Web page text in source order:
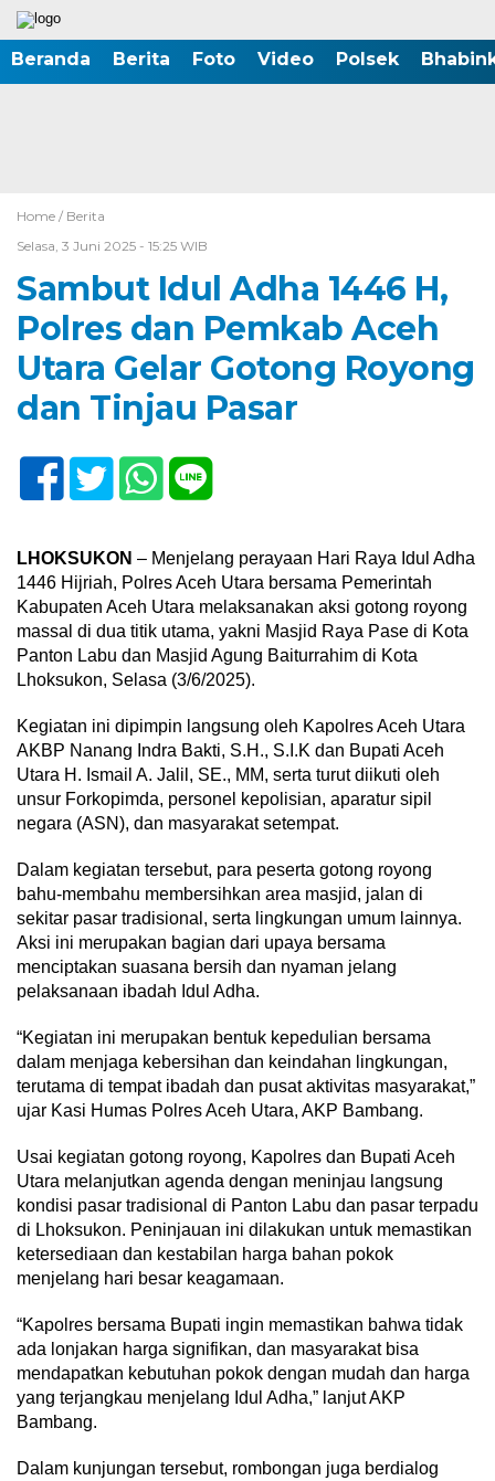
Beranda Berita Foto Video Polsek
Home / Berita
Selasa, 3 Juni 2025 - 15:25 WIB
Sambut Idul Adha 1446 H,
Polres dan Pemkab Aceh
Utara Gelar Gotong Royong
dan Tinjau Pasar
LHOKSUKON – Menjelang perayaan Hari Raya Idul Adha
1446 Hijriah, Polres Aceh Utara bersama Pemerintah
Kabupaten Aceh Utara melaksanakan aksi gotong royong
massal di dua titik utama, yakni Masjid Raya Pase di Kota
Panton Labu dan Masjid Agung Baiturrahim di Kota
Lhoksukon, Selasa (3/6/2025).
Kegiatan ini dipimpin langsung oleh Kapolres Aceh Utara
AKBP Nanang Indra Bakti, S.H., S.I.K dan Bupati Aceh
Utara H. Ismail A. Jalil, SE., MM, serta turut diikuti oleh
unsur Forkopimda, personel kepolisian, aparatur sipil
negara (ASN), dan masyarakat setempat.
Dalam kegiatan tersebut, para peserta gotong royong
bahu-membahu membersihkan area masjid, jalan di
sekitar pasar tradisional, serta lingkungan umum lainnya.
Aksi ini merupakan bagian dari upaya bersama
menciptakan suasana bersih dan nyaman jelang
pelaksanaan ibadah Idul Adha.
“Kegiatan ini merupakan bentuk kepedulian bersama
dalam menjaga kebersihan dan keindahan lingkungan,
terutama di tempat ibadah dan pusat aktivitas masyarakat,”
ujar Kasi Humas Polres Aceh Utara, AKP Bambang.
Usai kegiatan gotong royong, Kapolres dan Bupati Aceh
Utara melanjutkan agenda dengan meninjau langsung
kondisi pasar tradisional di Panton Labu dan pasar terpadu
di Lhoksukon. Peninjauan ini dilakukan untuk memastikan
ketersediaan dan kestabilan harga bahan pokok
menjelang hari besar keagamaan.
“Kapolres bersama Bupati ingin memastikan bahwa tidak
ada lonjakan harga signifikan, dan masyarakat bisa
mendapatkan kebutuhan pokok dengan mudah dan harga
yang terjangkau menjelang Idul Adha,” lanjut AKP
Bambang.
Dalam kunjungan tersebut, rombongan juga berdialog